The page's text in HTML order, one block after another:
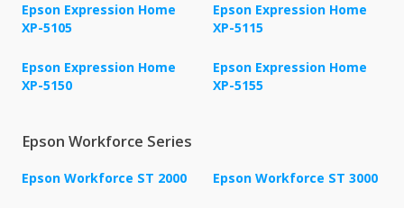
Epson Expression Home
XP-5105
Epson Expression Home
XP-5115
Epson Expression Home
XP-5150
Epson Expression Home
XP-5155
Epson Workforce Series
Epson Workforce ST 2000 Epson Workforce ST 3000